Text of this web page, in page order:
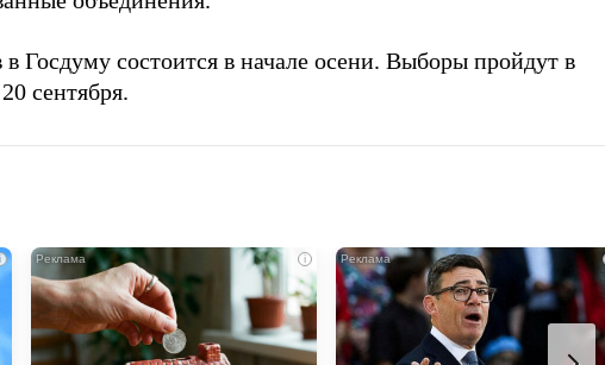
в Госдуму состоится в начале осени. Выборы пройдут в
сентября.
i i